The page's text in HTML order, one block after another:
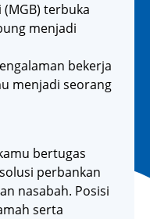
terbuka
menjadi
bekerja
menjadi seorang
bertugas
perbankan
nasabah. Posisi
serta